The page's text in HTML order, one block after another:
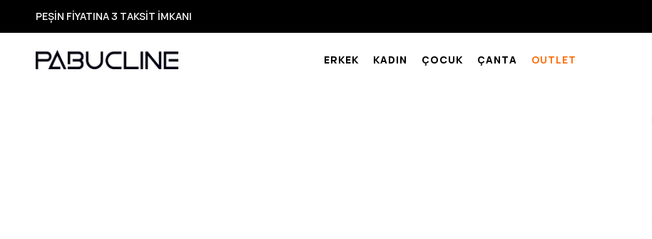
TÜM ÜRÜNLERDE ÜCRETSİZ KARGO
Yeni Sezon Ürünlerde Özel Fırsatlar
Seçili Ürünlerde Hızlı Teslimat
ERKEK KADIN ÇOCUK ÇANTA OUTLET